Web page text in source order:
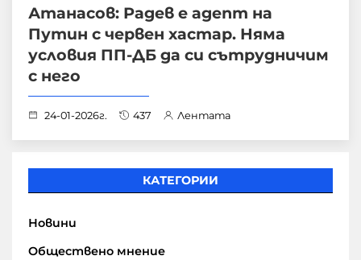
Атанасов: Радев е адепт на
Путин с червен хастар. Няма
условия ПП-ДБ да си сътрудничим
с него
24-01-2026г. 437 Лентата
КАТЕГОРИИ
Новини
Обществено мнение